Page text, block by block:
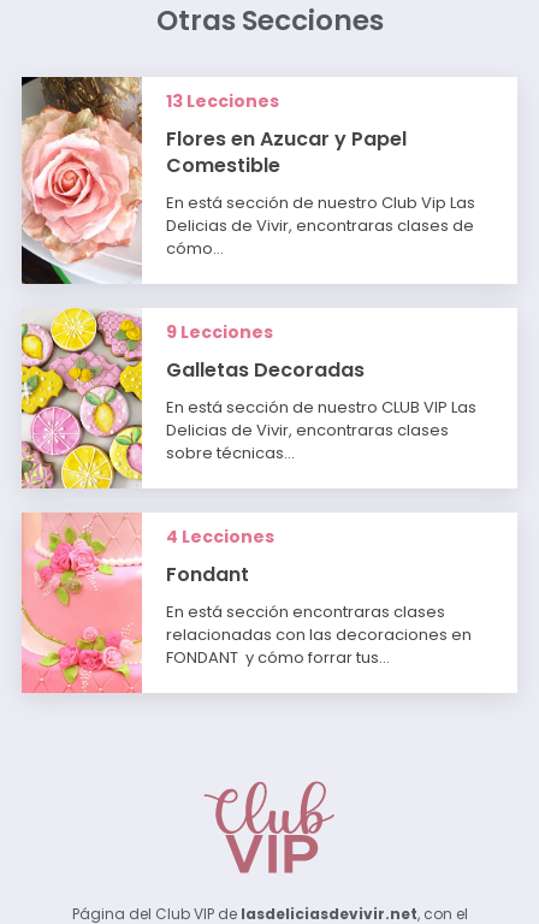
Otras Secciones
13 Lecciones
Flores en Azucar y Papel
Comestible
En está sección de nuestro Club Vip Las
Delicias de Vivir, encontraras clases de
cómo…
9 Lecciones
Galletas Decoradas
En está sección de nuestro CLUB VIP Las
Delicias de Vivir, encontraras clases
sobre técnicas…
4 Lecciones
Fondant
En está sección encontraras clases
relacionadas con las decoraciones en
FONDANT y cómo forrar tus…
Página del Club VIP de lasdeliciasdevivir.net, con el